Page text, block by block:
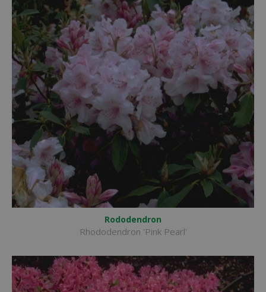
Rododendron
Rhododendron 'Pink Pearl'